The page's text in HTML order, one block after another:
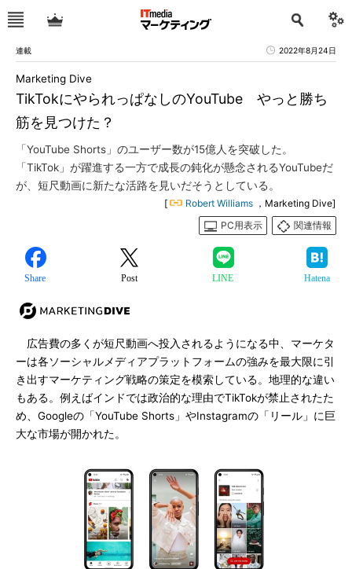
連載 2022年8月24日
TikTokにやられっぱなしのYouTube やっと勝ち
筋を見つけた？
Marketing Dive
「YouTube Shorts」のユーザー数が15億人を突破した。
「TikTok」が躍進する一方で成長の鈍化が懸念されるYouTubeだ
が、短尺動画に新たな活路を見いだそうとしている。
[ Robert Williams ，Marketing Dive]
PC用表示
関連情報
Share Post LINE Hatena
広告費の多くが短尺動画へ投入されるようになる中、マーケタ
ーは各ソーシャルメディアプラットフォームの強みを最大限に引
き出すマーケティング戦略の策定を模索している。地理的な違い
もある。例えばインドでは政治的な理由でTikTokが禁止されたた
め、Googleの「YouTube Shorts」やInstagramの「リール」に巨
大な市場が開かれた。